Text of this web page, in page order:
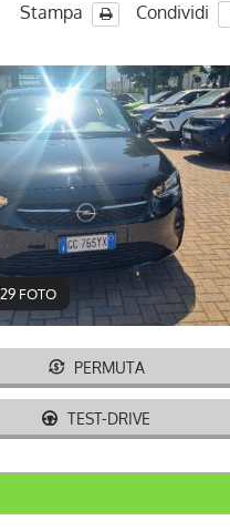
0
Stampa Condividi
FOTO
PERMUTA
TEST-DRIVE